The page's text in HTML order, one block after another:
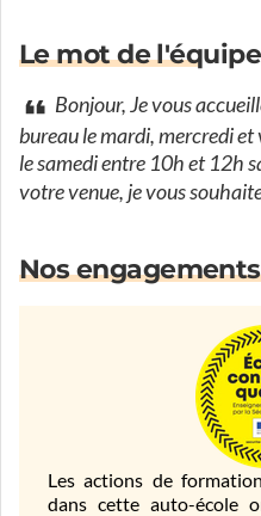
Le mot de l'équipe
Bonjour, Je vous
bureau le mardi, mercredi
le samedi entre 10h et 12h
votre venue, je vous
Nos
Les actions de
dans cette auto-école